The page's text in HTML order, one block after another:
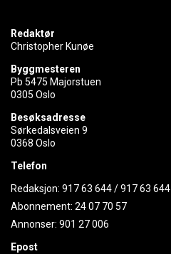
Redaktør
Christopher Kunøe
Byggmesteren
Pb 5475 Majorstuen
0305 Oslo
Besøksadresse
Sørkedalsveien 9
0368 Oslo
Telefon
Redaksjon: 917 63 644/917 63 644
Abonnement: 24 07 70 57
Annonser: 901 27 006
Epost